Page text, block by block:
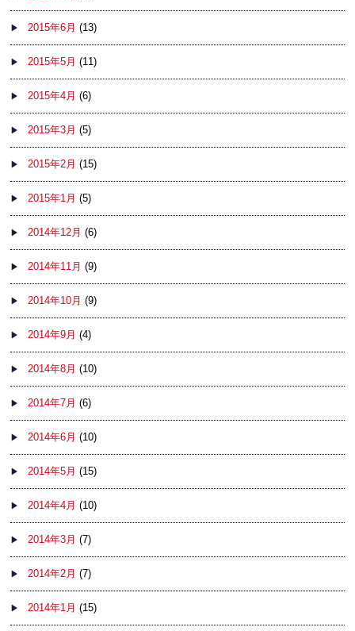
2015年6月 (13)
2015年5月 (11)
2015年4月 (6)
2015年3月 (5)
2015年2月 (15)
2015年1月 (5)
2014年12月 (6)
2014年11月 (9)
2014年10月 (9)
2014年9月 (4)
2014年8月 (10)
2014年7月 (6)
2014年6月 (10)
2014年5月 (15)
2014年4月 (10)
2014年3月 (7)
2014年2月 (7)
2014年1月 (15)